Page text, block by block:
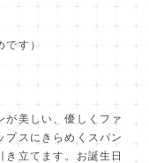
す）
美しい、優しくファ
プスにきらめくスパン
き立てます。お誕生日